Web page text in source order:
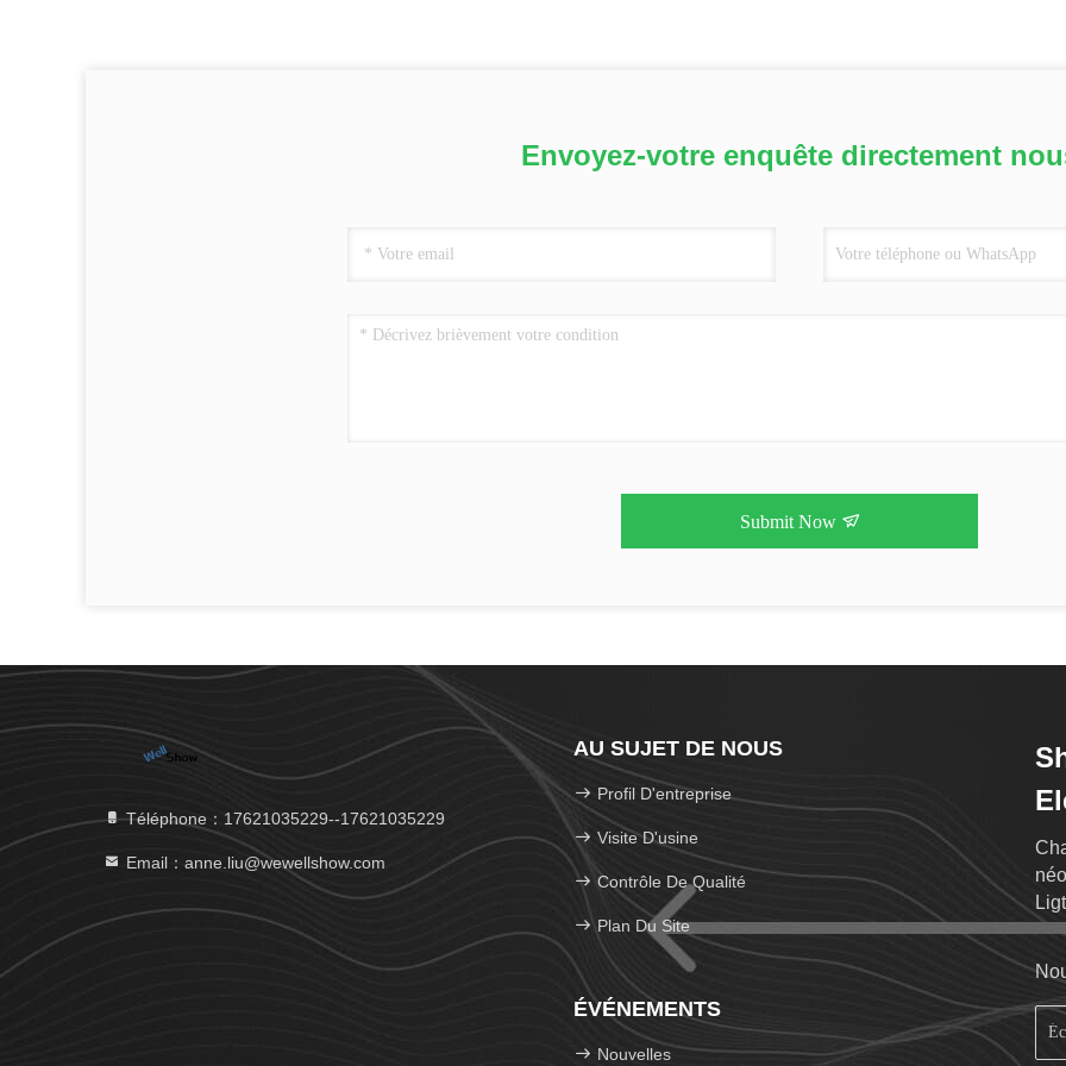
Envoyez-votre enquête directement
Submit Now
Téléphone：17621035229--17621035229
Email：anne.liu@wewellshow.com
AU SUJET DE NOUS
Profil D'entreprise
Visite D'usine
Contrôle De Qualité
Plan Du Site
ÉVÉNEMENTS
Nouvelles
la